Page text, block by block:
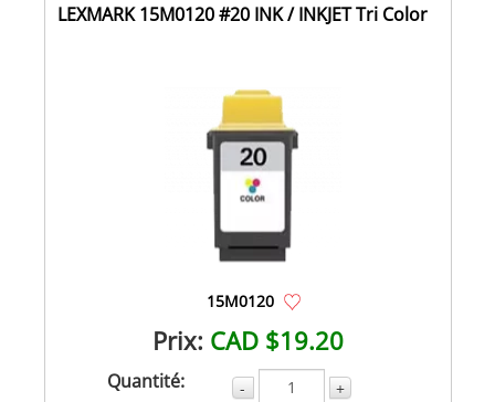
LEXMARK 15M0120 #20 INK / INKJET Tri Color
15M0120
Prix: CAD $19.20
Quantité: - +